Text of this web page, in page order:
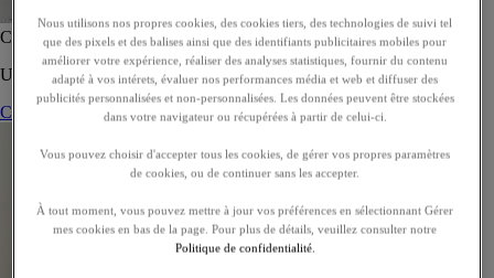
Coffret de 5 eaux de toilette - À composer
Un coffret sur-mesure de cinq eaux de toilette, à offrir ou s’offrir.
Composer son coffret
Nous utilisons nos propres cookies, des cookies tiers, des technologies de suivi tel
que des pixels et des balises ainsi que des identifiants publicitaires mobiles pour
améliorer votre expérience, réaliser des analyses statistiques, fournir du contenu
adapté à vos intérets, évaluer nos performances média et web et diffuser des
publicités personnalisées et non-personnalisées. Les données peuvent être stockées
dans votre navigateur ou récupérées à partir de celui-ci.
Vous pouvez choisir d'accepter tous les cookies, de gérer vos propres paramètres
de cookies, ou de continuer sans les accepter.
À tout moment, vous pouvez mettre à jour vos préférences en sélectionnant Gérer
mes cookies en bas de la page. Pour plus de détails, veuillez consulter notre
Politique de confidentialité.